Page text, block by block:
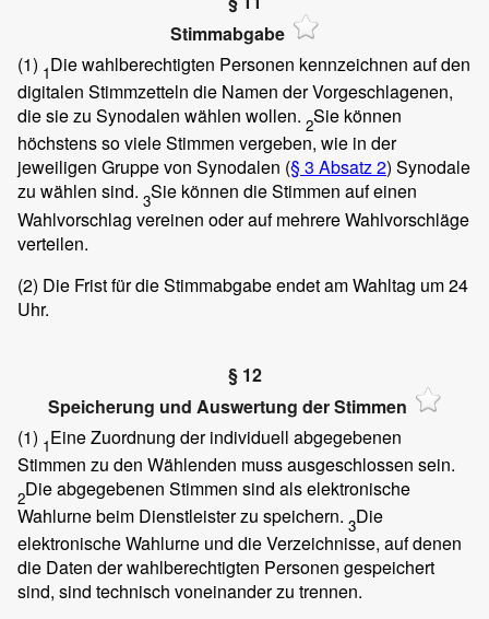
Stimmabgabe
(1) 1Die wahlberechtigten Personen kennzeichnen auf den
digitalen Stimmzetteln die Namen der Vorgeschlagenen,
die sie zu Synodalen wählen wollen. 2Sie können
höchstens so viele Stimmen vergeben, wie in der
jeweiligen Gruppe von Synodalen (§ 3 Absatz 2) Synodale
zu wählen sind. 3Sie können die Stimmen auf einen
Wahlvorschlag vereinen oder auf mehrere Wahlvorschläge
verteilen.
(2) Die Frist für die Stimmabgabe endet am Wahltag um 24
Uhr.
§ 12
Speicherung und Auswertung der Stimmen
(1) 1Eine Zuordnung der individuell abgegebenen
Stimmen zu den Wählenden muss ausgeschlossen sein.
2Die abgegebenen Stimmen sind als elektronische
Wahlurne beim Dienstleister zu speichern. 3Die
elektronische Wahlurne und die Verzeichnisse, auf denen
die Daten der wahlberechtigten Personen gespeichert
sind, sind technisch voneinander zu trennen.